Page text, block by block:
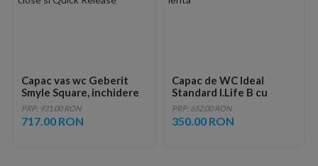
Capac vas wc Geberit
Smyle Square, inchidere
soft close si Quick
Release
PRP: 931.00 RON
717.00 RON
Capac de WC Ideal
Standard I.Life B cu
inchidere lenta
PRP: 652.00 RON
350.00 RON